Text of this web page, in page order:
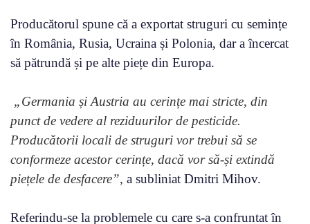
Producătorul spune că a exportat struguri cu semințe
în România, Rusia, Ucraina și Polonia, dar a încercat
să pătrundă și pe alte piețe din Europa.
„Germania și Austria au cerințe mai stricte, din
punct de vedere al reziduurilor de pesticide.
Producătorii locali de struguri vor trebui să se
conformeze acestor cerințe, dacă vor să-și extindă
piețele de desfacere”, a subliniat Dmitri Mihov.
Referindu-se la problemele cu care s-a confruntat în